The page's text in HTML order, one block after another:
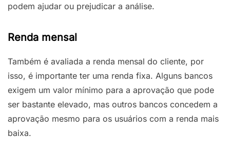
podem ajudar ou prejudicar a análise.
Renda mensal
Também é avaliada a renda mensal do cliente, por
isso, é importante ter uma renda fixa. Alguns bancos
exigem um valor mínimo para a aprovação que pode
ser bastante elevado, mas outros bancos concedem a
aprovação mesmo para os usuários com a renda mais
baixa.